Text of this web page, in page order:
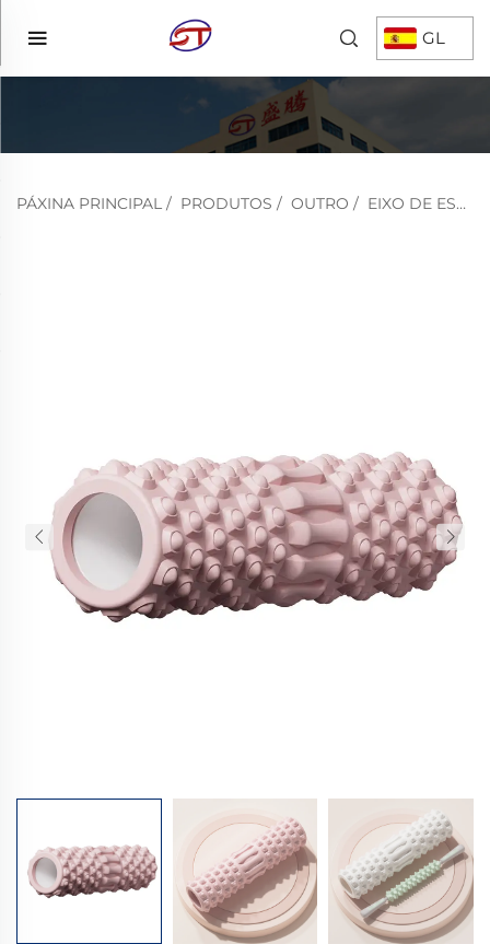
GL
PÁXINA PRINCIPAL / PRODUTOS / OUTRO / EIXO DE ESCUMA EVA